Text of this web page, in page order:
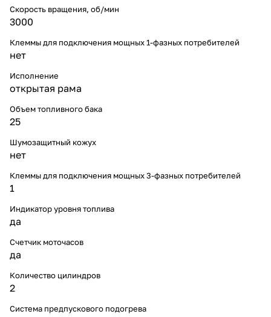
Скорость вращения, об/мин
3000
Клеммы для подключения мощных 1-фазных потребителей
нет
Исполнение
открытая рама
Объем топливного бака
25
Шумозащитный кожух
нет
Клеммы для подключения мощных 3-фазных потребителей
1
Индикатор уровня топлива
да
Счетчик моточасов
да
Количество цилиндров
2
Система предпускового подогрева